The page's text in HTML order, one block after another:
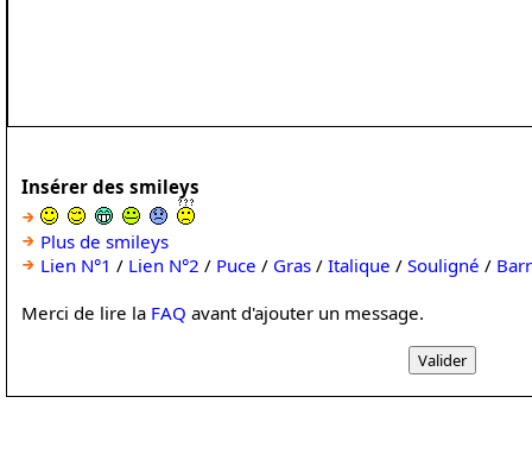
Insérer des smileys
Plus de smileys
Lien N°1 / Lien N°2 / Puce / Gras / Italique / Souligné /
Merci de lire la FAQ avant d'ajouter un message.